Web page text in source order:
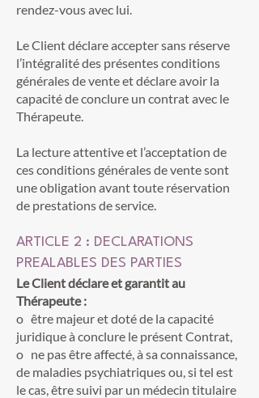
rendez-vous avec lui.
Le Client déclare accepter sans réserve
l’intégralité des présentes conditions
générales de vente et déclare avoir la
capacité de conclure un contrat avec le
Thérapeute.
La lecture attentive et l’acceptation de
ces conditions générales de vente sont
une obligation avant toute réservation
de prestations de service.
ARTICLE 2 : DECLARATIONS
PREALABLES DES PARTIES
Le Client déclare et garantit au
Thérapeute :
o être majeur et doté de la capacité
juridique à conclure le présent Contrat,
o ne pas être affecté, à sa connaissance,
de maladies psychiatriques ou, si tel est
le cas, être suivi par un médecin titulaire